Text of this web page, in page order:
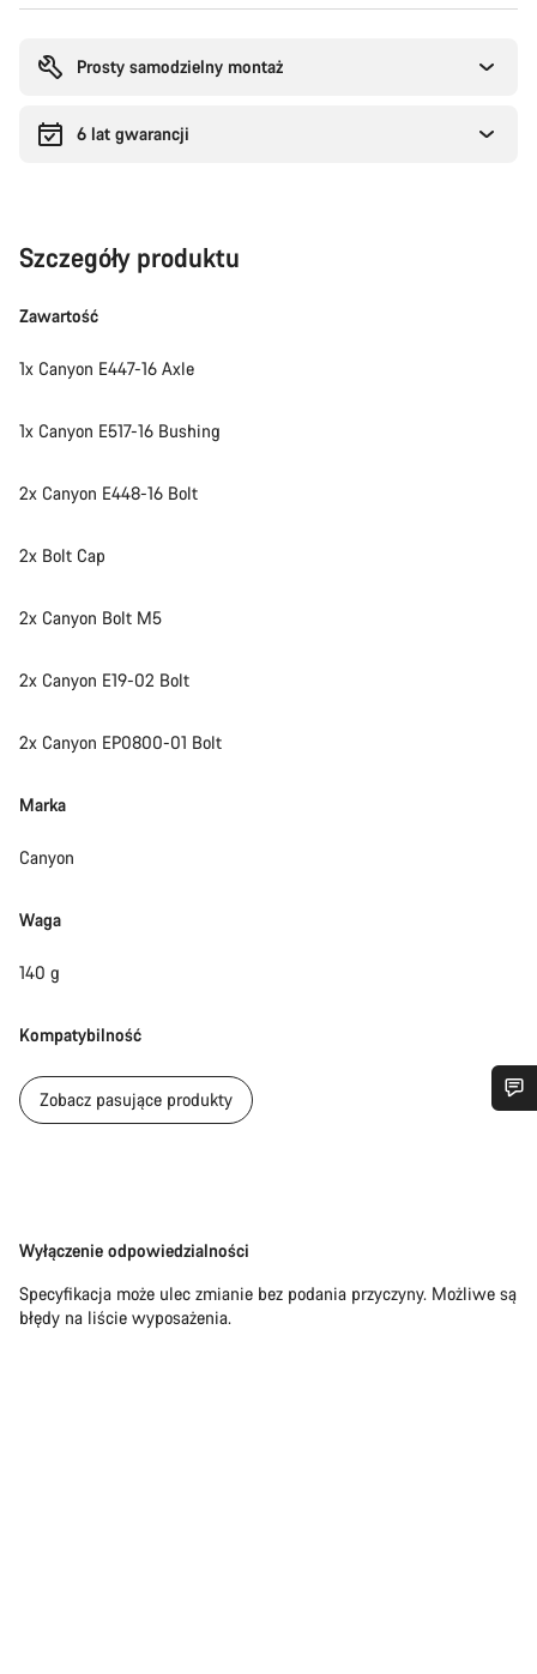
Prosty samodzielny montaż
6 lat gwarancji
Szczegóły produktu
Zawartość
1x Canyon E447-16 Axle
1x Canyon E517-16 Bushing
2x Canyon E448-16 Bolt
2x Bolt Cap
2x Canyon Bolt M5
2x Canyon E19-02 Bolt
2x Canyon EP0800-01 Bolt
Marka
Canyon
Waga
140 g
Kompatybilność
Zobacz pasujące produkty
Zastrzeżenie
Wyłączenie odpowiedzialności
Specyfikacja może ulec zmianie bez podania przyczyny. Możliwe są
błędy na liście wyposażenia.
Potrzebujesz pomocy?